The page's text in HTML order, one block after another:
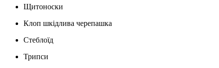
Щитоноски
Клоп шкідлива черепашка
Стеблоїд
Трипси